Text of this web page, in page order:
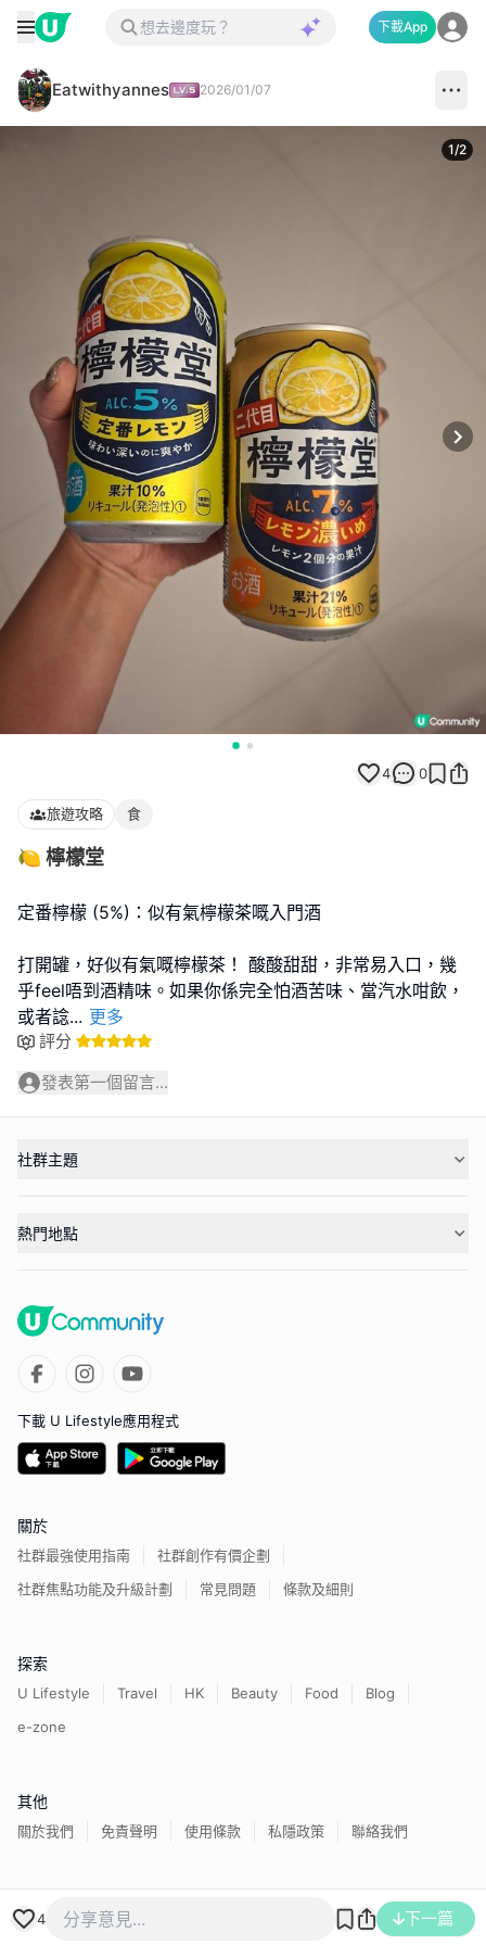
下載App
Eatwithyannes 2026/01/07
1/2
4 0
旅遊攻略 食
🍋 檸檬堂
定番檸檬 (5%)：似有氣檸檬茶嘅入門酒
打開罐，好似有氣嘅檸檬茶！ 酸酸甜甜，非常易入口，幾
乎feel唔到酒精味。如果你係完全怕酒苦味、當汽水咁飲，
或者諗... 更多
評分
發表第一個留言...
4 下一篇
社群主題
熱門地點
下載 U Lifestyle應用程式
關於
社群最強使用指南
社群創作有價企劃
社群焦點功能及升級計劃
常見問題 條款及細則
探索
U Lifestyle Travel HK Beauty Food
Blog
e-zone
其他
關於我們 免責聲明 使用條款 私隱政策 聯絡我們
香港經濟日報版權所有©